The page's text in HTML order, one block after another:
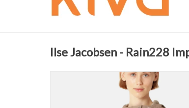
Ilse Jacobsen - Rain228